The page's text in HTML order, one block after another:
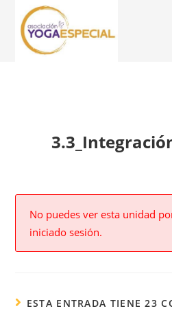
No puedes ver esta unidad
iniciado sesión.
ESTA ENTRADA TIENE 23